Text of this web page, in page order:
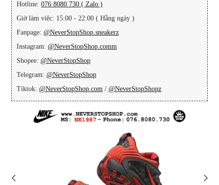
Hotline: 076 8080 730 ( Zalo )
Giờ làm việc: 15:00 - 22:00 ( Hằng ngày )
Fanpage: @NeverStopShop.sneakerz
Instagram: @NeverStopShop.comm
Shopee: @NeverStopShop
Telegram: @NeverStopShop
Tiktok: @NeverStopShop.com / @NeverStopShopz